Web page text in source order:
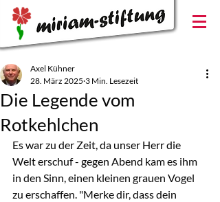
Die Legende vom
Rotkehlchen
Axel Kühner
28. März 2025 3 Min. Lesezeit
Es war zu der Zeit, da unser Herr die
Welt erschuf - gegen Abend kam es ihm
in den Sinn, einen kleinen grauen Vogel
zu erschaffen. "Merke dir, dass dein